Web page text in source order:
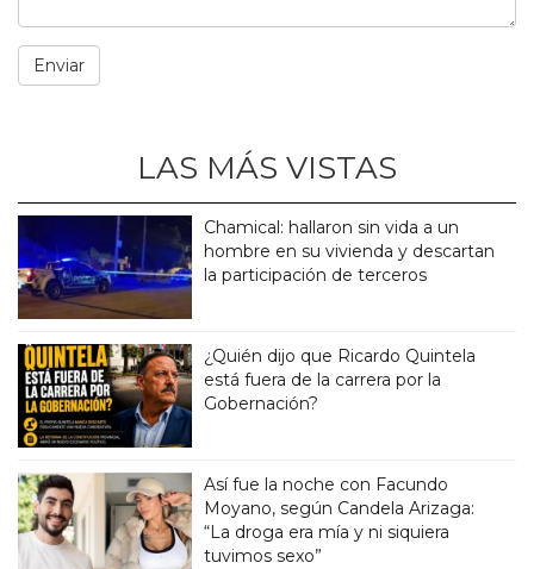
LAS MÁS VISTAS
Chamical: hallaron sin vida a un
hombre en su vivienda y descartan
la participación de terceros
¿Quién dijo que Ricardo Quintela
está fuera de la carrera por la
Gobernación?
Así fue la noche con Facundo
Moyano, según Candela Arizaga:
“La droga era mía y ni siquiera
tuvimos sexo”